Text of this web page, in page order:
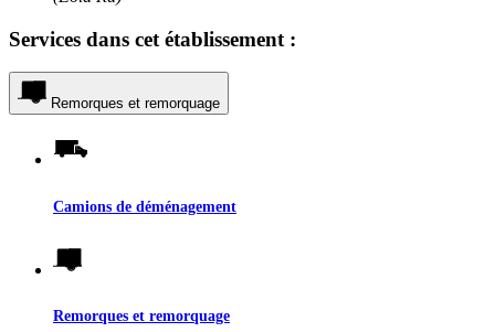
Services dans cet établissement :
Remorques et remorquage
Camions de déménagement
Remorques et remorquage